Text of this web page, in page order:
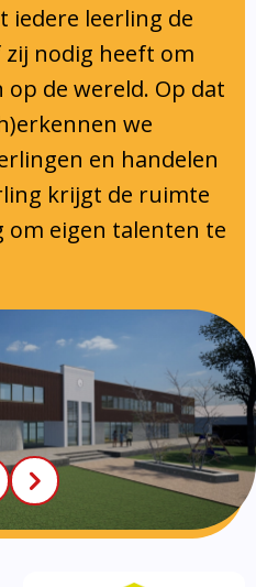
iedere leerling de
nodig heeft om
de wereld. Op dat
we
en handelen
krijgt de ruimte
eigen talenten te